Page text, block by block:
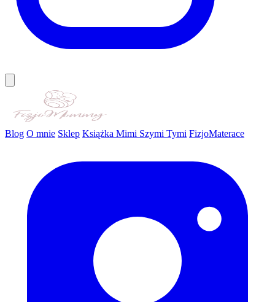
Blog O mnie Sklep Książka Mimi Szymi Tymi FizjoMaterace